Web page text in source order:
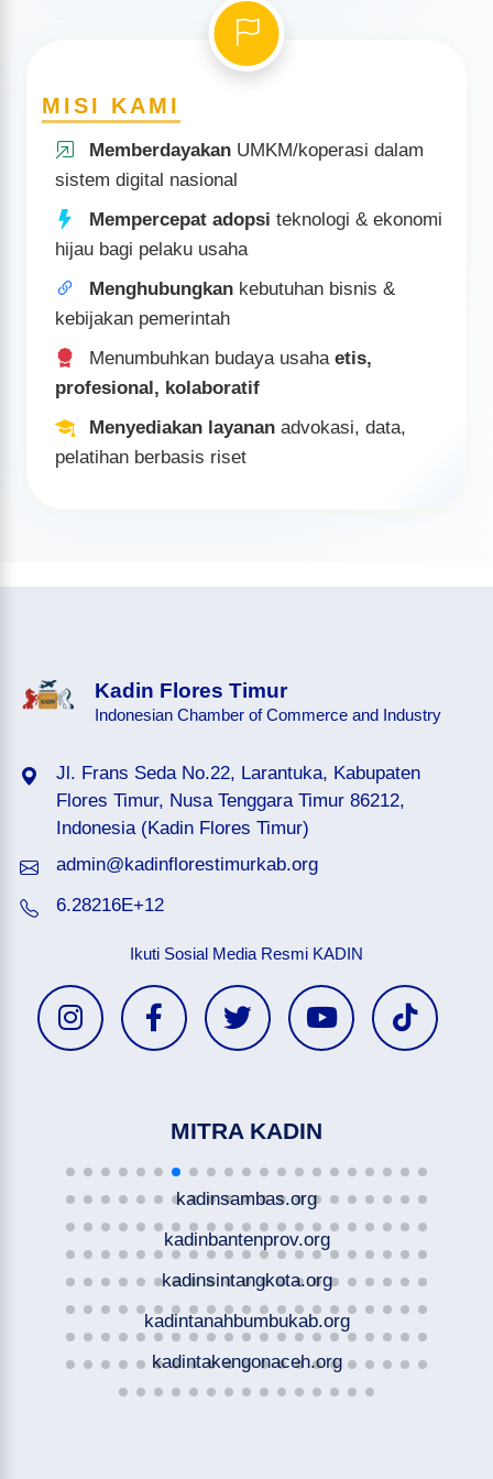
Rekomendasi usaha, legalitas bisnis, certificate/visa
Rekomendasi Certificate of Origin / legalisasi ekspor
Jadilah bagian dari jejaring KADIN, perluas peluang & nilai
tambah bisnismu!
MISI KAMI
Memberdayakan UMKM/koperasi dalam
sistem digital nasional
Mempercepat adopsi teknologi & ekonomi
hijau bagi pelaku usaha
Menghubungkan kebutuhan bisnis &
kebijakan pemerintah
Menumbuhkan budaya usahaetis,
profesional, kolaboratif
Menyediakan layanan advokasi, data,
pelatihan berbasis riset
Kadin Flores Timur
Indonesian Chamber of Commerce and Industry
Jl. Frans Seda No.22, Larantuka, Kabupaten
Flores Timur, Nusa Tenggara Timur 86212,
Indonesia (Kadin Flores Timur)
admin@kadinflorestimurkab.org
6.28216E+12
Ikuti Sosial Media Resmi KADIN
MITRA KADIN
kadinsambas.org
kadinbantenprov.org
kadinsintangkota.org
kadintanahbumbukab.org
kadintakengonaceh.org